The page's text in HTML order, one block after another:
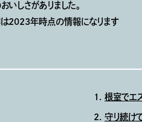
いしさがありました。
2023年時点の情報になります
根室でエ
守り続け